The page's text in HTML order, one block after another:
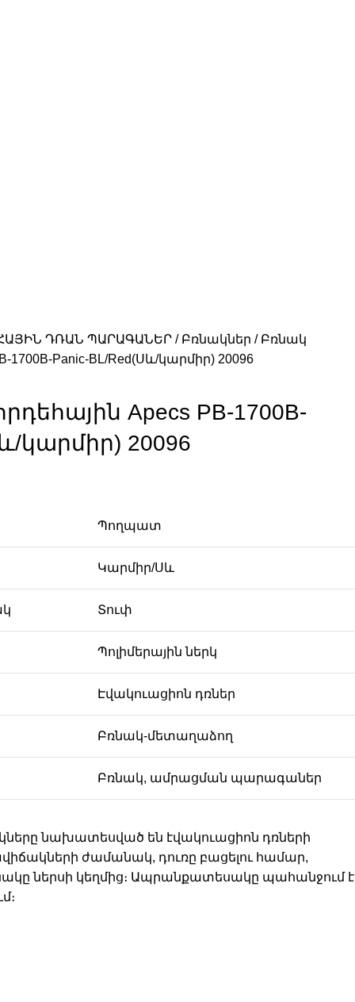
ԴՌԱՆ ՊԱՐԱԳԱՆԵՐ Բռնակներ
Բռնակ
Panic-BL/Red(Սև/կարմիր) 20096
Apecs PB-1700B-
կարմիր) 20096
Պողպատ
Կարմիր/Սև
Տուփ
Պոլիմերային ներկ
Էվակուացիոն դռներ
Բռնակ-մետաղաձող
Բռնակ, ամրացման պարագաներ
նախատեսված են էվակուացիոն դռների
ժամանակ, դուռը բացելու համար,
ներսի կեղմից։ Ապրանքատեսակը պահանջում է